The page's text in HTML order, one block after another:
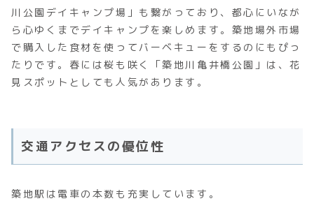
川公園デイキャンプ場」も繋がっており、都心にいなが
ら心ゆくまでデイキャンプを楽しめます。築地場外市場
で購入した食材を使ってバーベキューをするのにもぴっ
たりです。春には桜も咲く「築地川亀井橋公園」は、花
見スポットとしても人気があります。
交通アクセスの優位性
築地駅は電車の本数も充実しています。